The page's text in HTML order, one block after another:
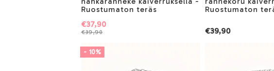
Ruostumaton teräs
€39,90
€37,90
Ruostumaton
€39,90
- 10%